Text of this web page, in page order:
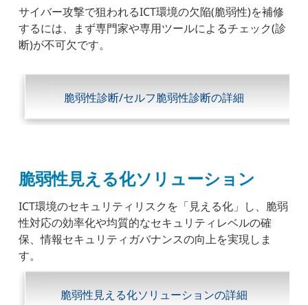
サイバー攻撃で狙われるICT環境の欠陥(脆弱性)を補修
するには、まず専門家や専用ツールによるチェック(診
断)が不可欠です。
脆弱性診断/セルフ脆弱性診断の詳細
脆弱性見える化ソリューション
ICT環境のセキュリティリスクを「見える化」し、脆弱
性対応の効率化や均質的なセキュリティレベルの確
保、情報セキュリティガバナンスの向上を実現しま
す。
脆弱性見える化ソリューションの詳細